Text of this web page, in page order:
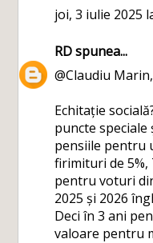
joi, 3 iulie 2025
RDspunea...
@Claudiu Marin,
Echitație
puncte speciale
pensiile pentru
firimituri de 5%,
pentru voturi
2025 și 2026
Deci în 3 ani
valoare pentru